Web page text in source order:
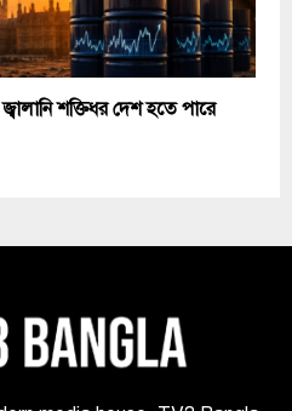
শক্তিধর দেশ হতে পারে